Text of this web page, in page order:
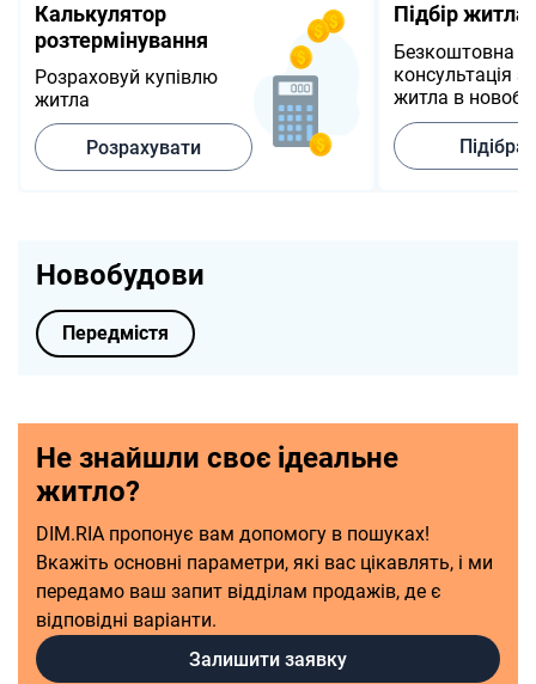
Калькулятор
розтермінування
Розраховуй купівлю
житла
Розрахувати
Підбір житла
Безкоштовна
консультація з
житла в
Новобудови
Передмістя
Не знайшли своє ідеальне
житло?
DIM.RIA пропонує вам допомогу в пошуках!
Вкажіть основні параметри, які вас цікавлять, і ми
передамо ваш запит відділам продажів, де є
відповідні варіанти.
Залишити заявку